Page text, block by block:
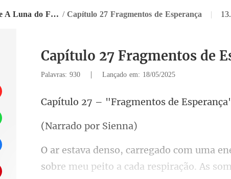
O Alpha do Gelo e A Luna do Fogo / Capítulo 27 Fragmentos de Esperança |
Capítulo 27 Fragmentos de
Palavras: 930 | Lançado em: 18/05/2025
"Fragmentos
o por S
respiração. As